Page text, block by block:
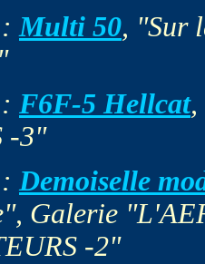
:Multi 50, "Sur
F6F-5 Hellcat,
-3"
Demoiselle
Galerie
-2"